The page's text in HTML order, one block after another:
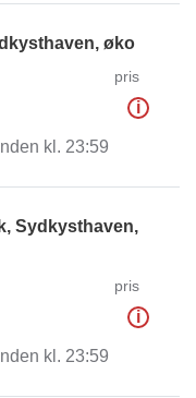
øko
pris
i
kl. 23:59
Sydkysthaven,
pris
i
kl. 23:59